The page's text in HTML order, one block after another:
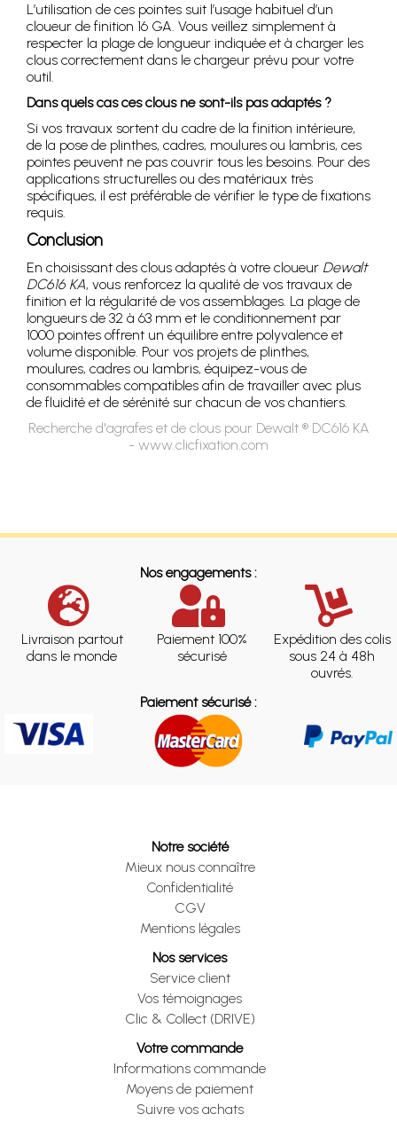
L’utilisation de ces pointes suit l’usage habituel d’un
cloueur de finition 16 GA. Vous veillez simplement à
respecter la plage de longueur indiquée et à charger les
clous correctement dans le chargeur prévu pour votre
outil.
Dans quels cas ces clous ne sont-ils pas adaptés ?
Si vos travaux sortent du cadre de la finition intérieure,
de la pose de plinthes, cadres, moulures ou lambris, ces
pointes peuvent ne pas couvrir tous les besoins. Pour des
applications structurelles ou des matériaux très
spécifiques, il est préférable de vérifier le type de fixations
requis.
Conclusion
En choisissant des clous adaptés à votre cloueur Dewalt
DC616 KA, vous renforcez la qualité de vos travaux de
finition et la régularité de vos assemblages. La plage de
longueurs de 32 à 63 mm et le conditionnement par
1000 pointes offrent un équilibre entre polyvalence et
volume disponible. Pour vos projets de plinthes,
moulures, cadres ou lambris, équipez-vous de
consommables compatibles afin de travailler avec plus
de fluidité et de sérénité sur chacun de vos chantiers.
Recherche d'agrafes et de clous pour Dewalt ® DC616 KA
- www.clicfixation.com
Nos engagements :
Livraison partout
dans le monde
Paiement 100%
sécurisé
Expédition des colis
sous 24 à 48h
ouvrés.
Paiement sécurisé :
Notre société
Mieux nous connaître
Confidentialité
CGV
Mentions légales
Nos services
Service client
Vos témoignages
Clic & Collect (DRIVE)
Votre commande
Informations commande
Moyens de paiement
Suivre vos achats